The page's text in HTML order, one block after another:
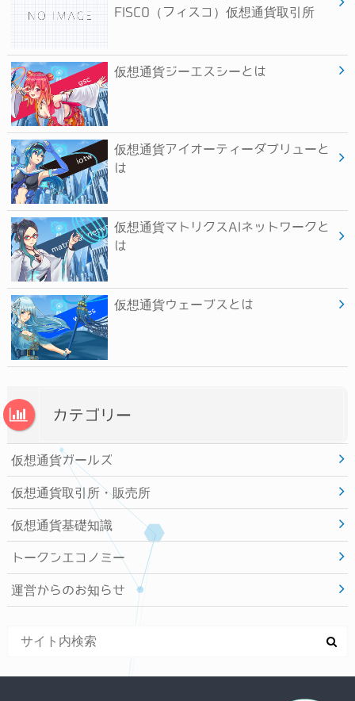
FISCO（フィスコ）仮想通貨取引所
仮想通貨ジーエスシーとは
仮想通貨アイオーティーダブリューと
は
仮想通貨マトリクスAIネットワークと
は
仮想通貨ウェーブスとは
カテゴリー
仮想通貨ガールズ
仮想通貨取引所・販売所
仮想通貨基礎知識
トークンエコノミー
運営からのお知らせ